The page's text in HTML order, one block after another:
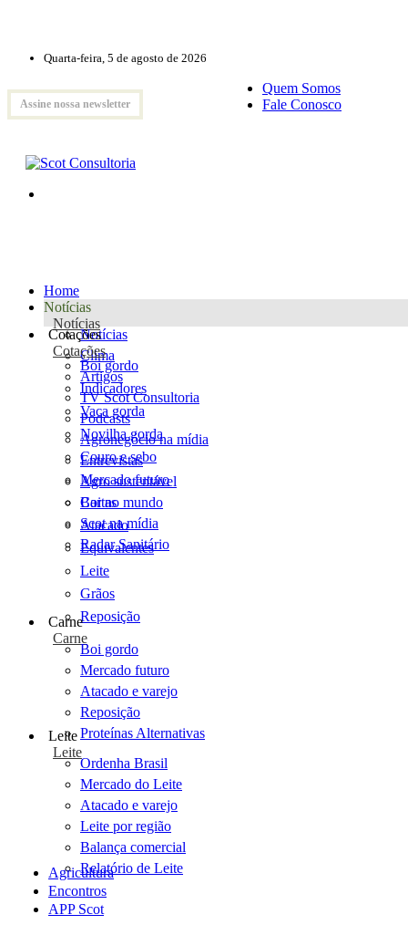
Quarta-feira, 5 de agosto de 2026
Assine nossa newsletter
Quem Somos
Fale Conosco
Home
Notícias
Notícias
Notícias
Clima
Artigos
TV Scot Consultoria
Podcasts
Agronegócio na mídia
Entrevistas
Agro sustentável
Cartas
Scot na mídia
Radar Sanitário
Cotações
Cotações
Boi gordo
Indicadores
Vaca gorda
Novilha gorda
Couro e sebo
Mercado futuro
Boi no mundo
Atacado
Equivalentes
Leite
Grãos
Reposição
Carne
Carne
Boi gordo
Mercado futuro
Atacado e varejo
Reposição
Proteínas Alternativas
Leite
Leite
Ordenha Brasil
Mercado do Leite
Atacado e varejo
Leite por região
Balança comercial
Relatório de Leite
Agricultura
Encontros
APP Scot